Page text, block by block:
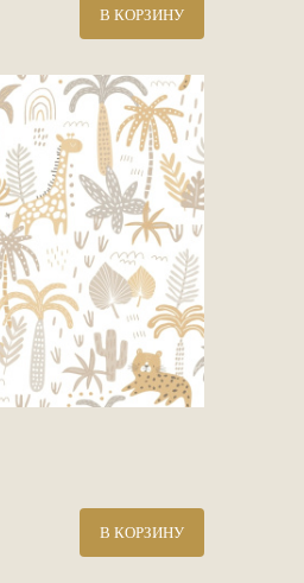
В КОРЗИНУ
В КОРЗИНУ